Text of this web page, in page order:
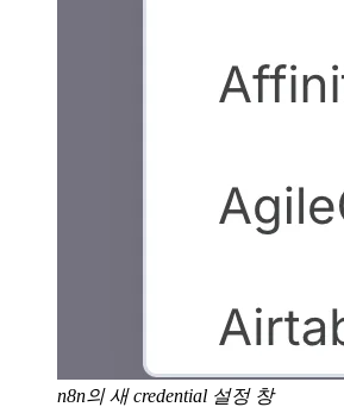
n8n의 새 credential 설정 창